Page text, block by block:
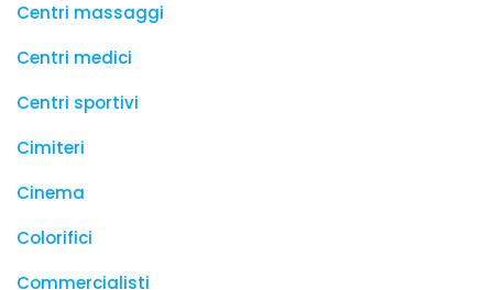
Centri massaggi
Centri medici
Centri sportivi
Cimiteri
Cinema
Colorifici
Commercialisti